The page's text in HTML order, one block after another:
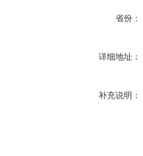
省份：
详细地址：
补充说明：